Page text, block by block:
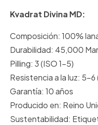
Kvadrat Divina MD:
Composición: 100%
Durabilidad: 45,000
Pilling: 3 (ISO 1-5)
Resistencia a la luz: 5-6
Garantía: 10 años
Producido en: Reino
Sustentabilidad: